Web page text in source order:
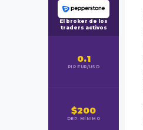
El broker de los
traders activos
0.1
PIP EUR/USD
$200
DEP. MÍNIMO